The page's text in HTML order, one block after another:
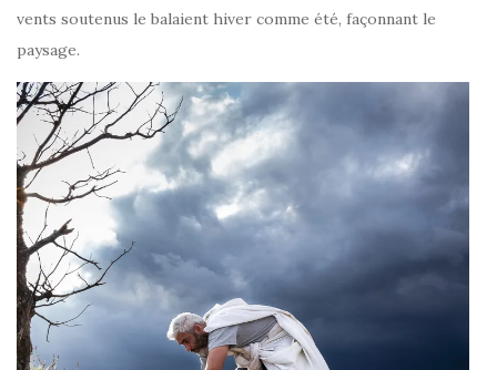
vents soutenus le balaient hiver comme été, façonnant le
paysage.